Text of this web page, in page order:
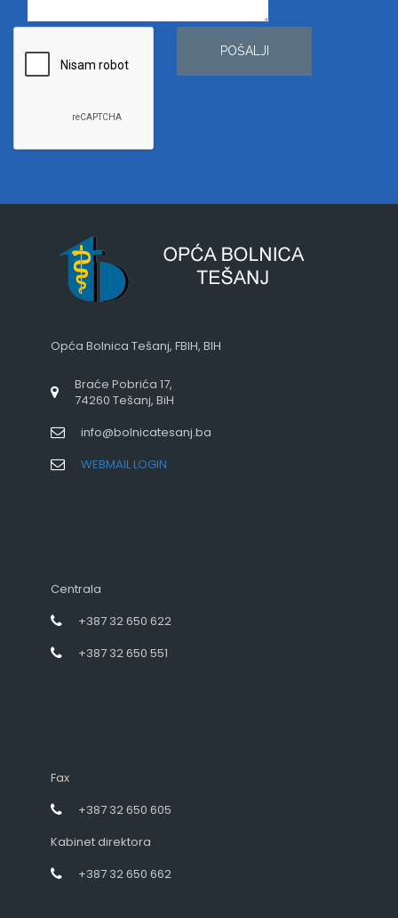
POŠALJI
Opća Bolnica Tešanj, FBIH, BIH
Braće Pobrića 17,
74260 Tešanj, BiH
info@bolnicatesanj.ba
WEBMAIL LOGIN
Centrala
+387 32 650 622
+387 32 650 551
Fax
+387 32 650 605
Kabinet direktora
+387 32 650 662